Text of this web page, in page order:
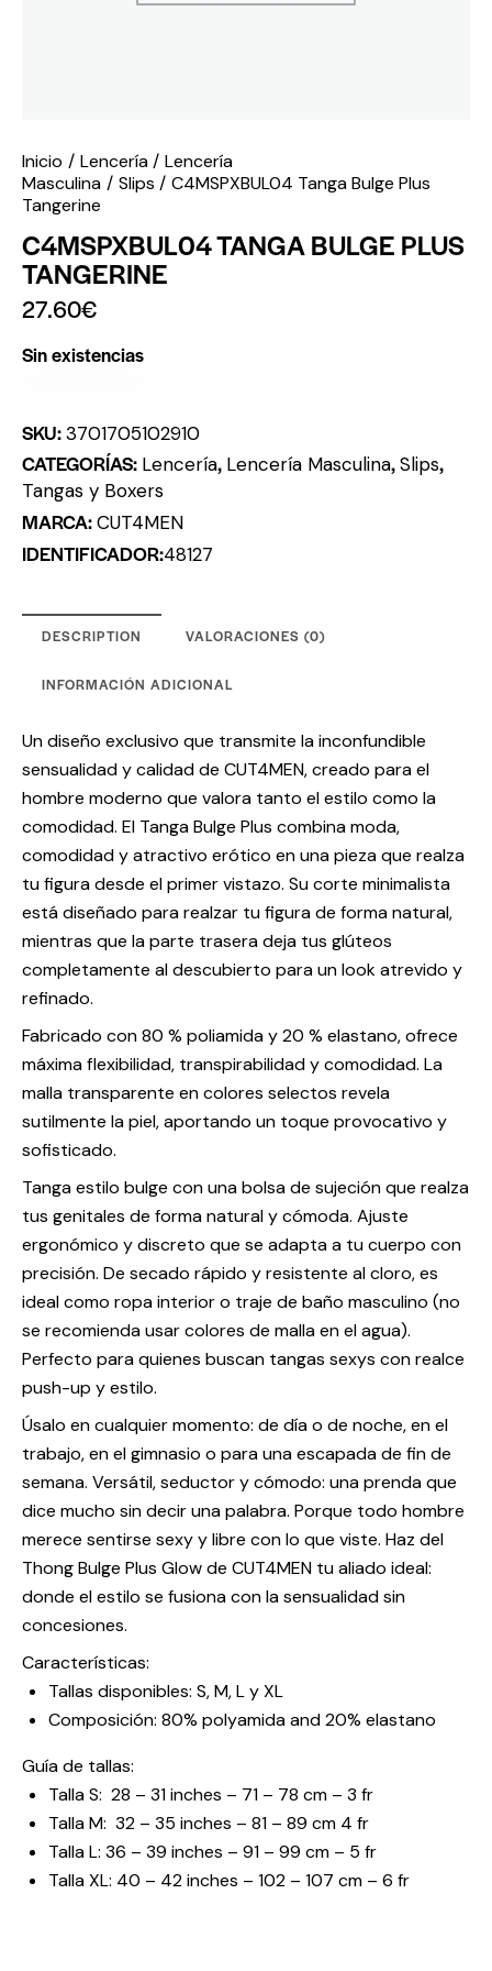
Inicio Lencería
Lencería
Masculina
Slips
C4MSPXBUL04 Tanga Bulge Plus
Tangerine
C4MSPXBUL04 TANGA BULGE PLUS
TANGERINE
27.60€
Sin existencias
SKU:3701705102910
CATEGORÍAS: Lencería, Lencería Masculina,Slips,
Tangas y Boxers
MARCA:CUT4MEN
IDENTIFICADOR:48127
DESCRIPTION VALORACIONES (0)
INFORMACIÓN ADICIONAL
Un diseño exclusivo que transmite la inconfundible
sensualidad y calidad de CUT4MEN, creado para el
hombre moderno que valora tanto el estilo como la
comodidad. El Tanga Bulge Plus combina moda,
comodidad y atractivo erótico en una pieza que realza
tu figura desde el primer vistazo. Su corte minimalista
está diseñado para realzar tu figura de forma natural,
mientras que la parte trasera deja tus glúteos
completamente al descubierto para un look atrevido y
refinado.
Fabricado con 80 % poliamida y 20 % elastano, ofrece
máxima flexibilidad, transpirabilidad y comodidad. La
malla transparente en colores selectos revela
sutilmente la piel, aportando un toque provocativo y
sofisticado.
Tanga estilo bulge con una bolsa de sujeción que realza
tus genitales de forma natural y cómoda. Ajuste
ergonómico y discreto que se adapta a tu cuerpo con
precisión. De secado rápido y resistente al cloro, es
ideal como ropa interior o traje de baño masculino (no
se recomienda usar colores de malla en el agua).
Perfecto para quienes buscan tangas sexys con realce
push-up y estilo.
Úsalo en cualquier momento: de día o de noche, en el
trabajo, en el gimnasio o para una escapada de fin de
semana. Versátil, seductor y cómodo: una prenda que
dice mucho sin decir una palabra. Porque todo hombre
merece sentirse sexy y libre con lo que viste. Haz del
Thong Bulge Plus Glow de CUT4MEN tu aliado ideal:
donde el estilo se fusiona con la sensualidad sin
concesiones.
Características:
Tallas disponibles: S, M, L y XL
Composición: 80% polyamida and 20% elastano
Guía de tallas:
Talla S: 28 – 31 inches – 71 – 78 cm – 3 fr
Talla M: 32 – 35 inches – 81 – 89 cm 4 fr
Talla L: 36 – 39 inches – 91 – 99 cm – 5 fr
Talla XL: 40 – 42 inches – 102 – 107 cm – 6 fr